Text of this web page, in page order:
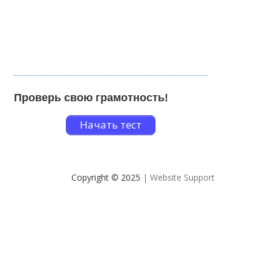
Проверь свою грамотность!
Начать тест
Copyright © 2025 | Website Support